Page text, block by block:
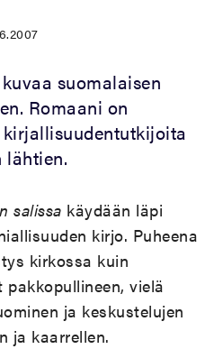
kuvaa suomalaisen
Romaani on
lähtien.
salissa käydään läpi
kirjo. Puheena
kirkossa kuin
vielä
ja keskustelujen
ja kaarrellen.